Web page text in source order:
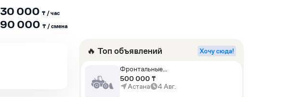
30 000₸ / час
90 000₸ / сменa
🔥 Топ объявлений Хочу сюда!
Фронтальные
погрузчики,Экскаваторы-
погрузчики,Мини-
погрузчики,Горные
500 000 ₸
Астана
4 Авг.